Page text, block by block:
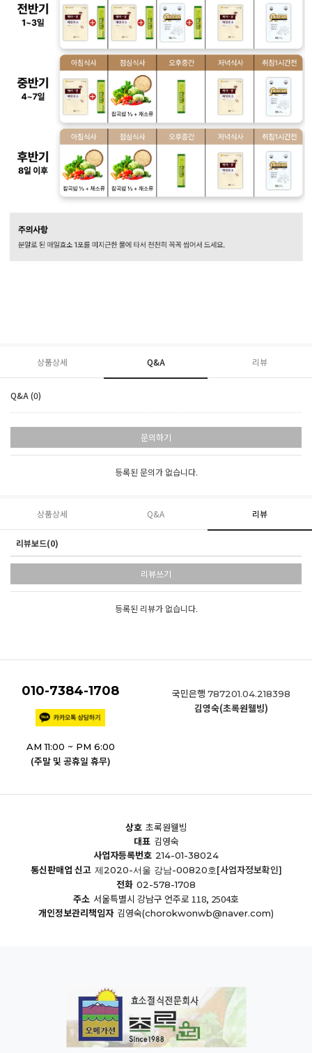
상품상세 Q&A 리뷰
Q&A (0)
문의하기
등록된 문의가 없습니다.
상품상세 Q&A 리뷰
리뷰보드(0)
리뷰쓰기
등록된 리뷰가 없습니다.
010-7384-1708
AM 11:00 ~ PM 6:00
(주말 및 공휴일 휴무)
국민은행 787201.04.218398
김영숙(초록원웰빙)
상호 초록원웰빙
대표 김영숙
사업자등록번호 214-01-38024
통신판매업 신고 제2020-서울 강남-00820호[사업자정보확인]
전화 02-578-1708
주소 서울특별시 강남구 언주로 118, 2504호
개인정보관리책임자 김영숙(chorokwonwb@naver.com)